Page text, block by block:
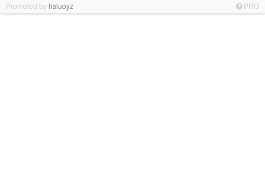
Promoted by hsluoyz PRO